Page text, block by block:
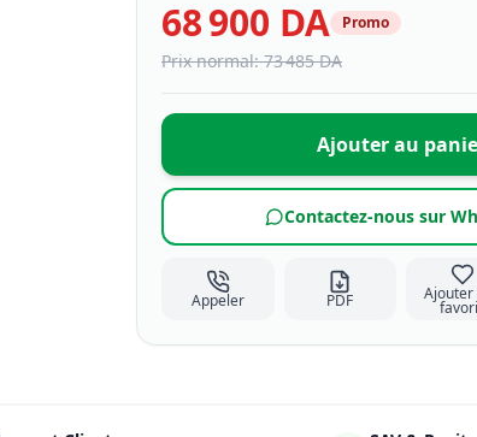
68 900 DA Promo
Prix normal: 73 485 DA
Ajouter au
Contactez-nous sur
Appeler PDF Ajouter